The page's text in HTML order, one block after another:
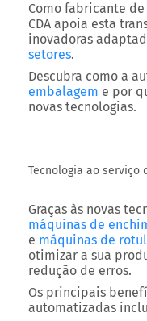
Como fabricante
CDA apoia esta
inovadoras
setores.
Descubra como a
embalagem e por
novas tecnologias.
Tecnologia ao serviço
Graças às novas
máquinas de
e máquinas de
otimizar a sua
redução de erros.
Os principais
automatizadas